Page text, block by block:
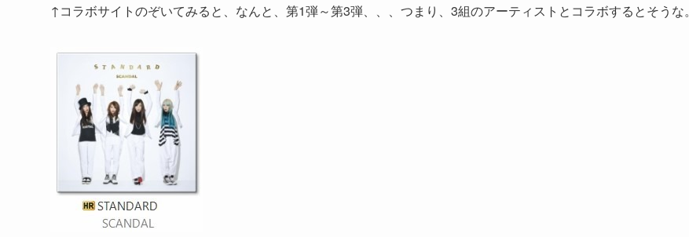
↑コラボサイトのぞいてみると、なんと、第1弾～第3弾、、、つまり、3組のアーティストとコラボするとそうな。